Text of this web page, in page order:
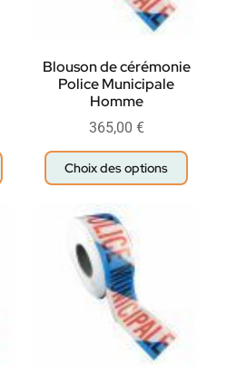
Blouson de cérémonie
Police Municipale
Homme
365,00 €
Choix des options